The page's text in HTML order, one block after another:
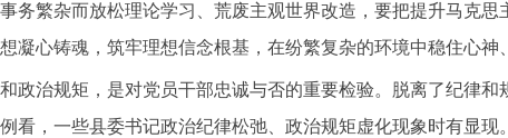
务繁杂而放松理论学习、荒废主观世界改造，要把提升马克
凝心铸魂，筑牢理想信念根基，在纷繁复杂的环境中稳住心神
治规矩，是对党员干部忠诚与否的重要检验。脱离了纪律和
看，一些县委书记政治纪律松弛、政治规矩虚化现象时有显